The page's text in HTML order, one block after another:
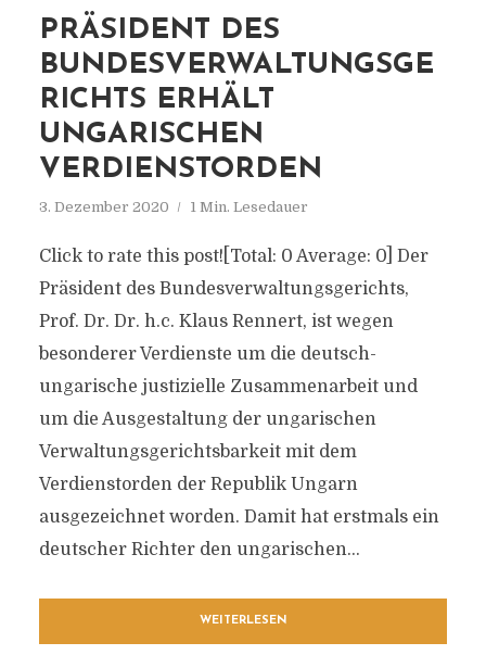
PRÄSIDENT DES
BUNDESVERWALTUNGSGE
RICHTS ERHÄLT
UNGARISCHEN
VERDIENSTORDEN
3. Dezember 2020 1 Min. Lesedauer
Click to rate this post![Total: 0 Average: 0] Der
Präsident des Bundesverwaltungsgerichts,
Prof. Dr. Dr. h.c. Klaus Rennert, ist wegen
besonderer Verdienste um die deutsch-
ungarische justizielle Zusammenarbeit und
um die Ausgestaltung der ungarischen
Verwaltungsgerichtsbarkeit mit dem
Verdienstorden der Republik Ungarn
ausgezeichnet worden. Damit hat erstmals ein
deutscher Richter den ungarischen...
WEITERLESEN